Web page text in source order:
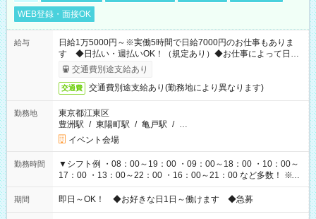
WEB登録・面接OK
給与
日給1万5000円～※実働5時間で日給7000円のお仕事もありま
す ◆日払い・週払いOK！（規定あり）◆お仕事によって日給
も異なります
交通費別途支給あり
交通費 交通費別途支給あり(勤務地により異なります)
勤務地
東京都江東区
豊洲駅 / 東陽町駅 / 亀戸駅 / …
イベント会場
勤務時間
▼シフト例 ・08：00～19：00 ・09：00～18：00 ・10：00～
17：00 ・13：00～22：00 ・16：00～21：00 など多数！ ※お
仕事により勤務時間が異なります
期間 即日～OK！ ◆お好きな日1日～働けます ◆急募